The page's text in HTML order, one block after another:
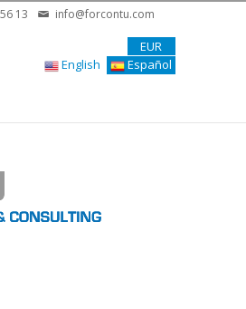
13 info@forcontu.com
EUR
English
Español